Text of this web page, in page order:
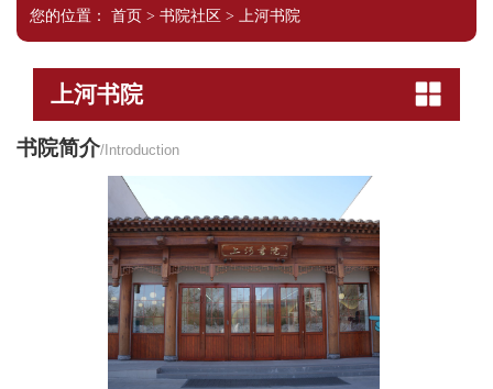
您的位置：
首页 > 书院社区 > 上河书院
上河书院
书院简介/Introduction